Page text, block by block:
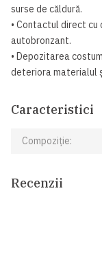
surse de căldură.
• Contactul direct cu
autobronzant.
• Depozitarea
deteriora materialul
Caracteristici
Compoziție:
Recenzii